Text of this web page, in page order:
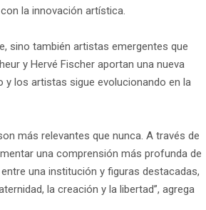
la innovación artística.
sino también artistas emergentes que
y Hervé Fischer aportan una nueva
los artistas sigue evolucionando en la
más relevantes que nunca. A través de
una comprensión más profunda de
una institución y figuras destacadas,
la creación y la libertad”, agrega